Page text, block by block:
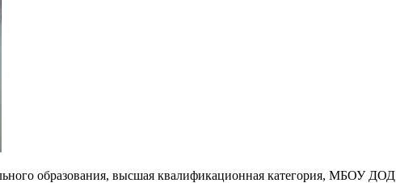
образования, высшая квалификационная категория, МБОУ ДОД